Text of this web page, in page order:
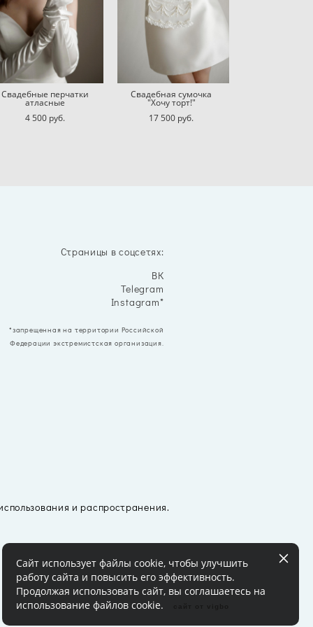
Свадебные перчатки
атласные
4 500 pуб.
Свадебная сумочка
"Хочу торт!"
17 500 pуб.
Страницы в соцсетях:
ВК
Telegram
Instagram*
*запрещенная на территории Российской
Федерации экстремистская организация.
и распространения.
Сайт использует файлы cookie, чтобы улучшить
работу сайта и повысить его эффективность.
Продолжая использовать сайт, вы соглашаетесь на
использование файлов cookie.